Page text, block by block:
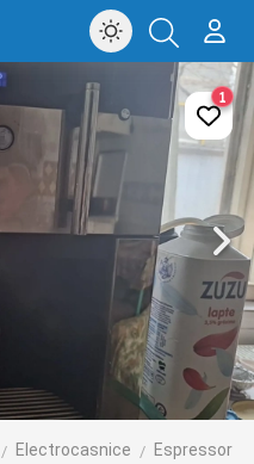
Electrocasnice Espressor
1